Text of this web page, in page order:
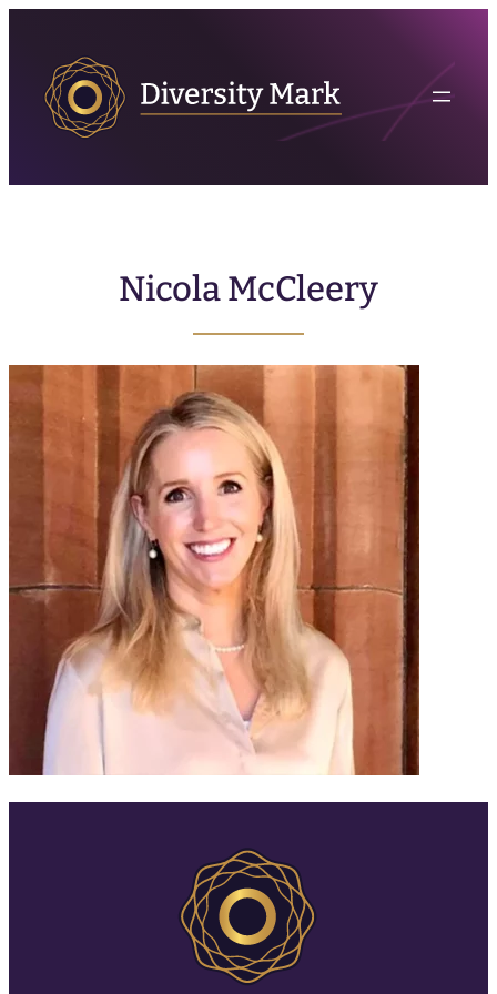
Nicola McCleery